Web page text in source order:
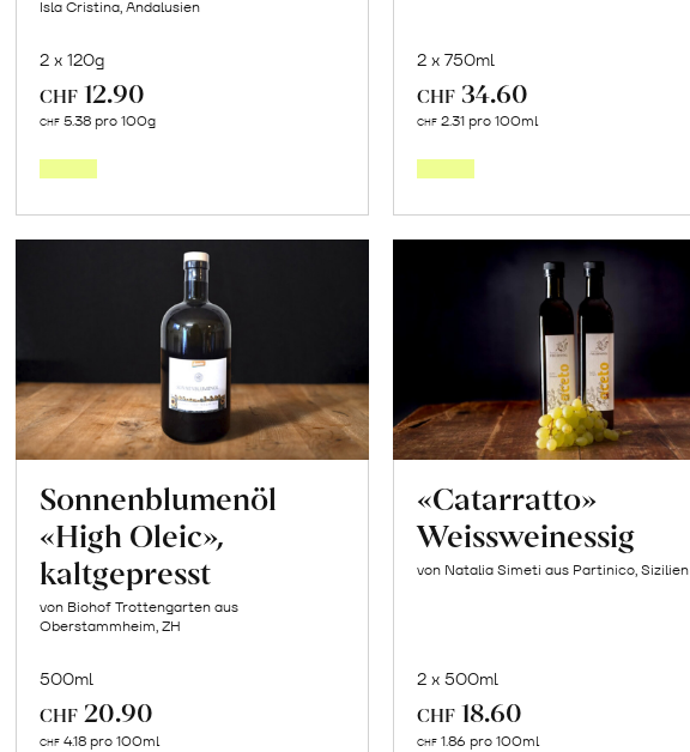
Isla Cristina, Andalusien
2 x 120g
CHF 12.90
CHF 5.38 pro 100g
2 x 750ml
CHF 34.60
CHF 2.31 pro 100ml
Sonnenblumenöl
«High Oleic»,
kaltgepresst
von Biohof Trottengarten aus
Oberstammheim, ZH
500ml
CHF 20.90
CHF 4.18 pro 100ml
«Catarratto»
Weissweinessig
von Natalia Simeti aus Partinico, Sizilien
2 x 500ml
CHF 18.60
CHF 1.86 pro 100ml